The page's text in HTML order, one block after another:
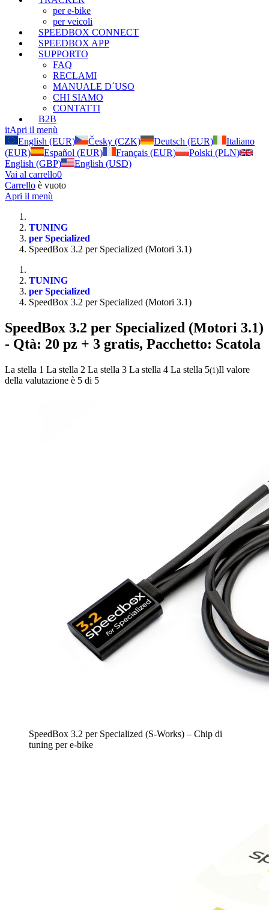
per e-bike
per veicoli
SPEEDBOX CONNECT
SPEEDBOX APP
SUPPORTO
FAQ
RECLAMI
MANUALE D´USO
CHI SIAMO
CONTATTI
B2B
itApri il menù
English (EUR)
Česky (CZK) Deutsch (EUR)
Italiano
(EUR)
Español (EUR) Français (EUR)
Polski (PLN)
English (GBP)
English (USD)
Vai al carrello0
Carrello è vuoto
Apri il menù
TUNING
per Specialized
SpeedBox 3.2 per Specialized (Motori 3.1)
TUNING
per Specialized
SpeedBox 3.2 per Specialized (Motori 3.1)
SpeedBox 3.2 per Specialized (Motori 3.1)
- Qtà: 20 pz + 3 gratis, Pacchetto: Scatola
La stella 1 La stella 2 La stella 3 La stella 4 La stella 5(1 )Il valore
della valutazione è 5 di 5
SpeedBox 3.2 per Specialized (S-Works) – Chip di
tuning per e-bike